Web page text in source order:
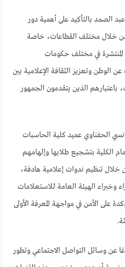
الصمد بالتأكيد على أهمية دور
من خلال مختلف القطاعات، خاصة
المنتشرة في مختلف حكومات
الوطن وتعزيز الثقافة الإعلامية بين
باعتبارهم الذين يتقدمون الجمهور
الحفناوي عميد كلية الحاسبات
الكلية بتشجيع طلابها وإلهامهم
خلال تنظيم ندوات إعلامية هادفة،
وخبراء الهيئة العامة للاستعلامات
على الأمن في مواجهة المعرفة الأولى
عن وسائل التواصل الاجتماعي وتطور